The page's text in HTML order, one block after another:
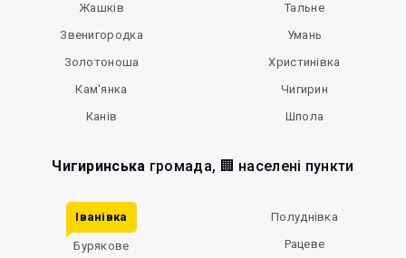
Жашків
Звенигородка
Золотоноша
Кам'янка
Канів
Тальне
Умань
Христинівка
Чигирин
Шпола
Чигиринська громада, 🏢 населені пункти
Іванівка
Бурякове
Полуднівка
Рацеве